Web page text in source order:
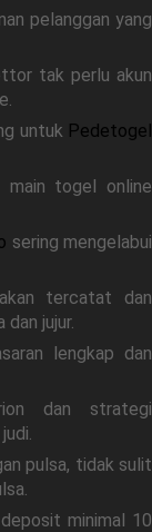
pelanggan yang
tak perlu akun
untuk Pedetogel
main togel online
sering mengelabui
tercatat dan
jujur.
lengkap dan
dan strategi
judi.
pulsa, tidak sulit
deposit minimal 10